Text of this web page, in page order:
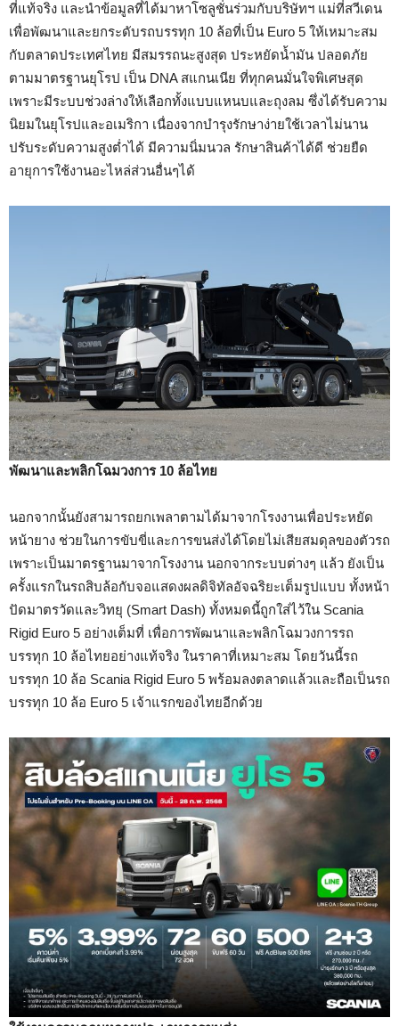
ที่แท้จริง และนำข้อมูลที่ได้มาหาโซลูชั่นร่วมกับบริษัทฯ แม่ที่สวีเดน
เพื่อพัฒนาและยกระดับรถบรรทุก 10 ล้อที่เป็น Euro 5 ให้เหมาะสม
กับตลาดประเทศไทย มีสมรรถนะสูงสุด ประหยัดน้ำมัน ปลอดภัย
ตามมาตรฐานยุโรป เป็น DNA สแกนเนีย ที่ทุกคนมั่นใจพิเศษสุด
เพราะมีระบบช่วงล่างให้เลือกทั้งแบบแหนบและถุงลม ซึ่งได้รับความ
นิยมในยุโรปและอเมริกา เนื่องจากบำรุงรักษาง่ายใช้เวลาไม่นาน
ปรับระดับความสูงต่ำได้ มีความนิ่มนวล รักษาสินค้าได้ดี ช่วยยืด
อายุการใช้งานอะไหล่ส่วนอื่นๆได้
พัฒนาและพลิกโฉมวงการ 10 ล้อไทย
นอกจากนั้นยังสามารถยกเพลาตามได้มาจากโรงงานเพื่อประหยัด
หน้ายาง ช่วยในการขับขี่และการขนส่งได้โดยไม่เสียสมดุลของตัวรถ
เพราะเป็นมาตรฐานมาจากโรงงาน นอกจากระบบต่างๆ แล้ว ยังเป็น
ครั้งแรกในรถสิบล้อกับจอแสดงผลดิจิทัลอัจฉริยะเต็มรูปแบบ ทั้งหน้า
ปัดมาตรวัดและวิทยุ (Smart Dash) ทั้งหมดนี้ถูกใส่ไว้ใน Scania
Rigid Euro 5 อย่างเต็มที่ เพื่อการพัฒนาและพลิกโฉมวงการรถ
บรรทุก 10 ล้อไทยอย่างแท้จริง ในราคาที่เหมาะสม โดยวันนี้รถ
บรรทุก 10 ล้อ Scania Rigid Euro 5 พร้อมลงตลาดแล้วและถือเป็นรถ
บรรทุก 10 ล้อ Euro 5 เจ้าแรกของไทยอีกด้วย